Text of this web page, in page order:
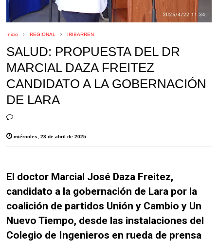
Inicio REGIONAL IRIBARREN
SALUD: PROPUESTA DEL DR
MARCIAL DAZA FREITEZ
CANDIDATO A LA GOBERNACIÓN
DE LARA
miércoles, 23 de abril de 2025
El doctor Marcial José Daza Freitez,
candidato a la gobernación de Lara por la
coalición de partidos Unión y Cambio y Un
Nuevo Tiempo, desde las instalaciones del
Colegio de Ingenieros en rueda de prensa